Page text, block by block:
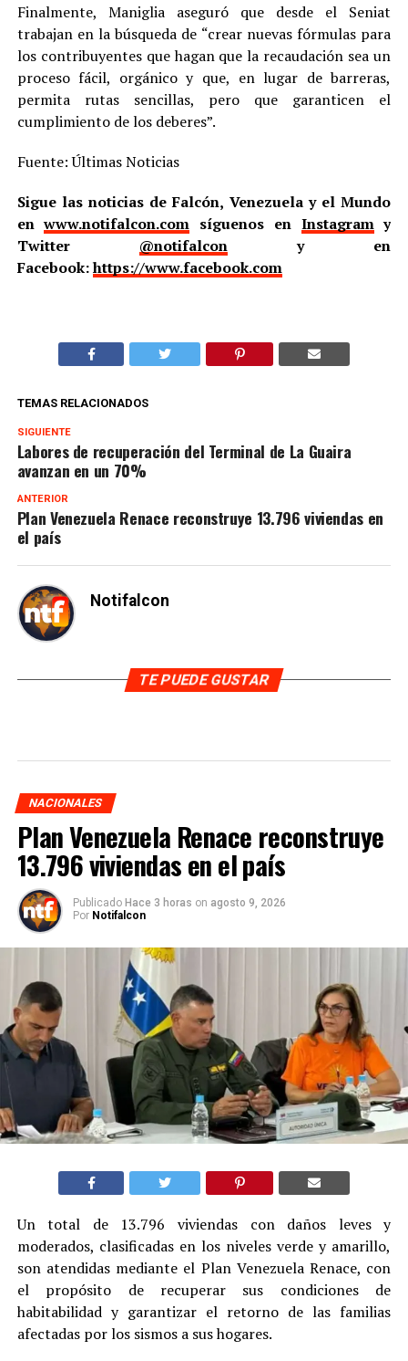
Finalmente, Maniglia aseguró que desde el Seniat
trabajan en la búsqueda de “crear nuevas fórmulas para
los contribuyentes que hagan que la recaudación sea un
proceso fácil, orgánico y que, en lugar de barreras,
permita rutas sencillas, pero que garanticen el
cumplimiento de los deberes”.
Fuente: Últimas Noticias
Sigue las noticias de Falcón, Venezuela y el Mundo
enwww.notifalcon.com síguenos en Instagramy
Twitter @notifalcony en
Facebook:https://www.facebook.com
TEMAS RELACIONADOS
SIGUIENTE
Labores de recuperación del Terminal de La Guaira
avanzan en un 70%
ANTERIOR
Plan Venezuela Renace reconstruye 13.796 viviendas en
el país
Notifalcon
TE PUEDE GUSTAR
NACIONALES
Plan Venezuela Renace reconstruye
13.796 viviendas en el país
Publicado Hace 3 horas on agosto 9, 2026
Por Notifalcon
Un total de 13.796 viviendas con daños leves y
moderados, clasificadas en los niveles verde y amarillo,
son atendidas mediante el Plan Venezuela Renace, con
el propósito de recuperar sus condiciones de
habitabilidad y garantizar el retorno de las familias
afectadas por los sismos a sus hogares.